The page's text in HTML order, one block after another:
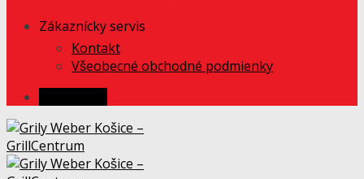
Zákaznícky servis
Kontakt
Všeobecné obchodné podmienky